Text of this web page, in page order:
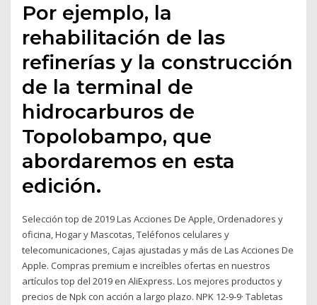
Por ejemplo, la
rehabilitación de las
refinerías y la construcción
de la terminal de
hidrocarburos de
Topolobampo, que
abordaremos en esta
edición.
Selección top de 2019 Las Acciones De Apple, Ordenadores y
oficina, Hogar y Mascotas, Teléfonos celulares y
telecomunicaciones, Cajas ajustadas y más de Las Acciones De
Apple. Compras premium e increíbles ofertas en nuestros
artículos top del 2019 en AliExpress. Los mejores productos y
precios de Npk con acción a largo plazo. NPK 12-9-9· Tabletas